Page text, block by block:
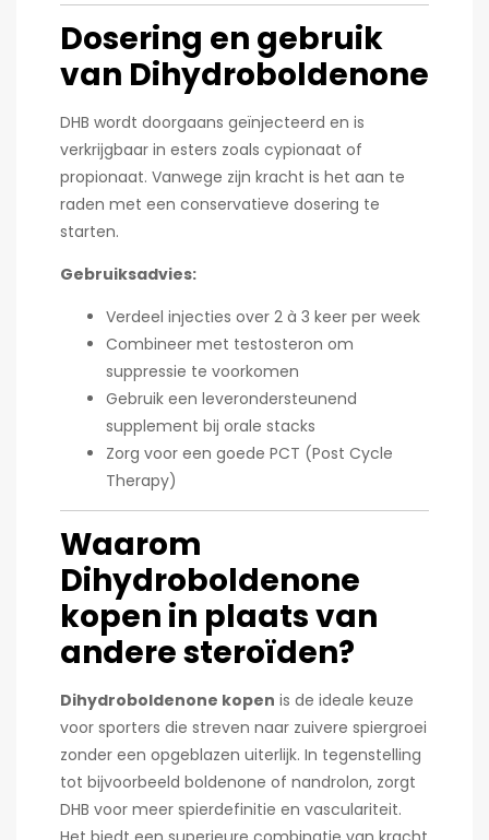
Dosering en gebruik
van Dihydroboldenone
DHB wordt doorgaans geïnjecteerd en is
verkrijgbaar in esters zoals cypionaat of
propionaat. Vanwege zijn kracht is het aan te
raden met een conservatieve dosering te
starten.
Gebruiksadvies:
Verdeel injecties over 2 à 3 keer per week
Combineer met testosteron om
suppressie te voorkomen
Gebruik een leverondersteunend
supplement bij orale stacks
Zorg voor een goede PCT (Post Cycle
Therapy)
Waarom
Dihydroboldenone
kopen in plaats van
andere steroïden?
Dihydroboldenone kopen is de ideale keuze
voor sporters die streven naar zuivere spiergroei
zonder een opgeblazen uiterlijk. In tegenstelling
tot bijvoorbeeld boldenone of nandrolon, zorgt
DHB voor meer spierdefinitie en vasculariteit.